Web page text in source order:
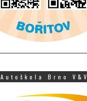
Autoškola Brno V&V